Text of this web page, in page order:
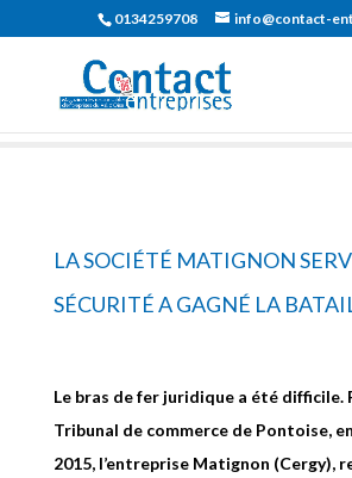
0134259708 info@contact-
LA SOCIÉTÉ MATIGNON
SÉCURITÉ A GAGNÉ LA
Le bras de fer juridique a été difficile.
Tribunal de commerce de Pontoise,
2015, l’entreprise Matignon (Cergy),